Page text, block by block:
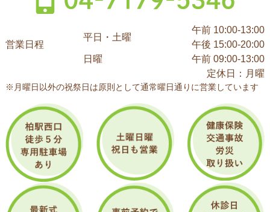
営業日程
平日・土曜
午前 10:00-13:00
午後 15:00-20:00
日曜
午前 09:00-13:00
定休日：月曜
※月曜日以外の祝祭日は原則として通常曜日通りに営業しています